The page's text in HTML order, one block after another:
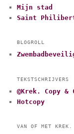
Mijn stad
Saint Philibert
BLOGROLL
TEKSTSCHRIJVERS
@Krek. Copy &
Hotcopy
VAN OF MET KREK.